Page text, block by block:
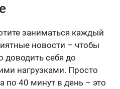
заниматься каждый
новости – чтобы
доводить себя до
нагрузками. Просто
по 40 минут в день – это